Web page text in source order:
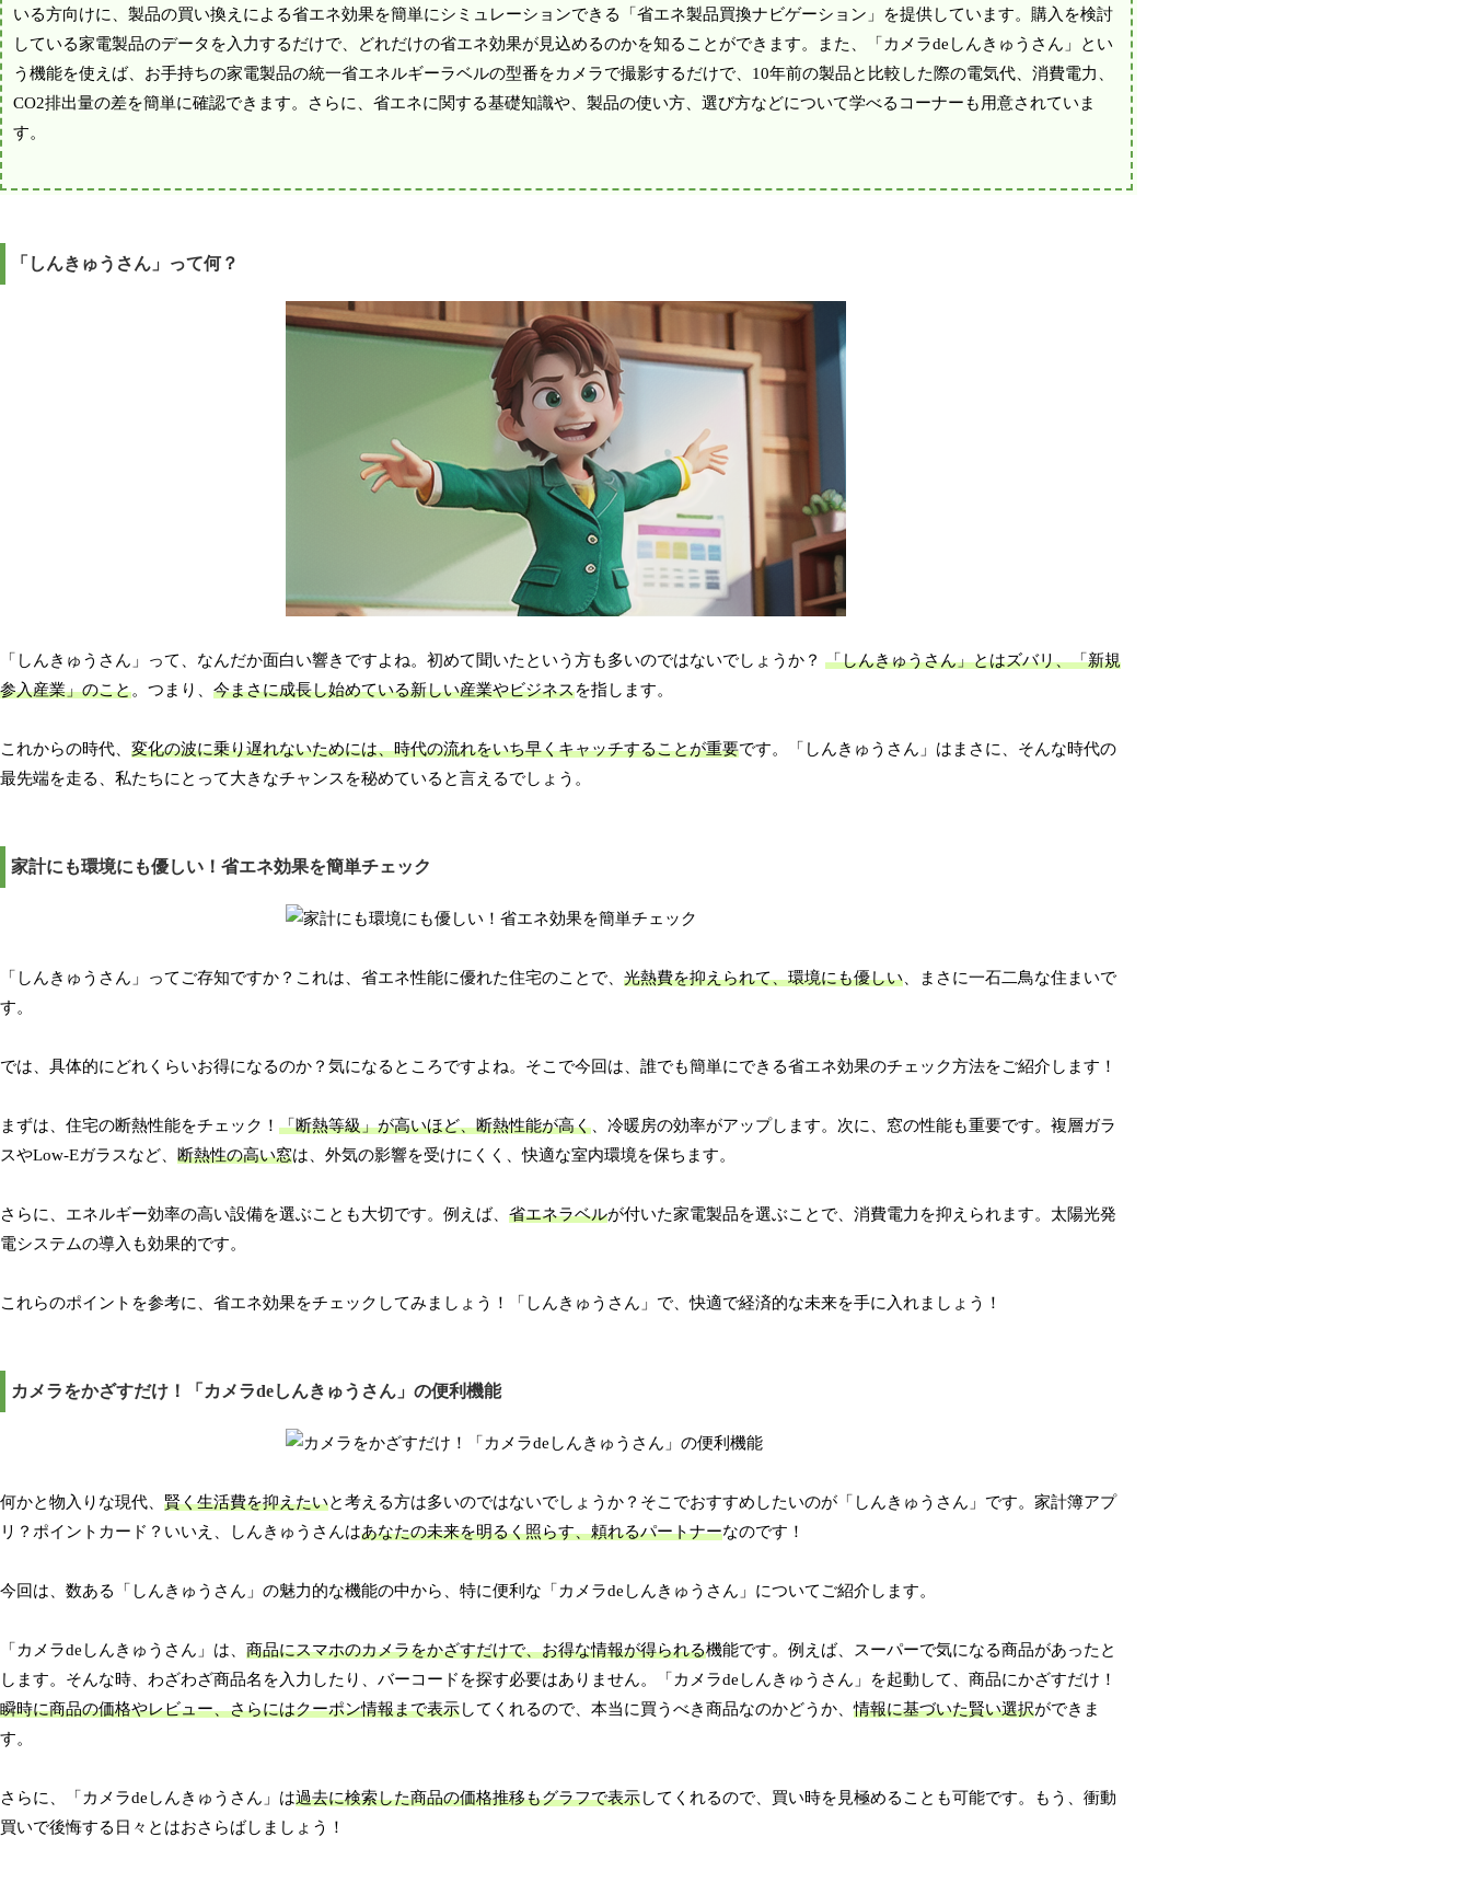
いる方向けに、製品の買い換えによる省エネ効果を簡単にシミュレーションできる「省エネ製品買換ナビゲーション」を提供しています。購入を検討
している家電製品のデータを入力するだけで、どれだけの省エネ効果が見込めるのかを知ることができます。また、「カメラdeしんきゅうさん」とい
う機能を使えば、お手持ちの家電製品の統一省エネルギーラベルの型番をカメラで撮影するだけで、10年前の製品と比較した際の電気代、消費電力、
CO2排出量の差を簡単に確認できます。さらに、省エネに関する基礎知識や、製品の使い方、選び方などについて学べるコーナーも用意されていま
す。
「しんきゅうさん」って何？
「しんきゅうさん」って、なんだか面白い響きですよね。初めて聞いたという方も多いのではないでしょうか？ 「しんきゅうさん」とはズバリ、「新規
参入産業」のこと。つまり、 今まさに成長し始めている新しい産業やビジネスを指します。
これからの時代、 変化の波に乗り遅れないためには、時代の流れをいち早くキャッチすることが重要です。「しんきゅうさん」はまさに、そんな時代の
最先端を走る、私たちにとって大きなチャンスを秘めていると言えるでしょう。
家計にも環境にも優しい！省エネ効果を簡単チェック
「しんきゅうさん」ってご存知ですか？これは、省エネ性能に優れた住宅のことで、 光熱費を抑えられて、環境にも優しい、まさに一石二鳥な住まいで
す。
では、具体的にどれくらいお得になるのか？気になるところですよね。そこで今回は、誰でも簡単にできる省エネ効果のチェック方法をご紹介します！
まずは、住宅の断熱性能をチェック！ 「断熱等級」が高いほど、断熱性能が高く、冷暖房の効率がアップします。次に、窓の性能も重要です。複層ガラ
スやLow-Eガラスなど、 断熱性の高い窓は、外気の影響を受けにくく、快適な室内環境を保ちます。
さらに、エネルギー効率の高い設備を選ぶことも大切です。例えば、 省エネラベルが付いた家電製品を選ぶことで、消費電力を抑えられます。太陽光発
電システムの導入も効果的です。
これらのポイントを参考に、省エネ効果をチェックしてみましょう！「しんきゅうさん」で、快適で経済的な未来を手に入れましょう！
カメラをかざすだけ！「カメラdeしんきゅうさん」の便利機能
何かと物入りな現代、 賢く生活費を抑えたいと考える方は多いのではないでしょうか？そこでおすすめしたいのが「しんきゅうさん」です。家計簿アプ
リ？ポイントカード？いいえ、しんきゅうさんはあなたの未来を明るく照らす、頼れるパートナーなのです！
今回は、数ある「しんきゅうさん」の魅力的な機能の中から、特に便利な「カメラdeしんきゅうさん」についてご紹介します。
「カメラdeしんきゅうさん」は、 商品にスマホのカメラをかざすだけで、お得な情報が得られる機能です。例えば、スーパーで気になる商品があったと
します。そんな時、わざわざ商品名を入力したり、バーコードを探す必要はありません。「カメラdeしんきゅうさん」を起動して、商品にかざすだけ！
瞬時に商品の価格やレビュー、さらにはクーポン情報まで表示してくれるので、本当に買うべき商品なのかどうか、情報に基づいた賢い選択ができま
す。
さらに、「カメラdeしんきゅうさん」は過去に検索した商品の価格推移もグラフで表示してくれるので、買い時を見極めることも可能です。もう、衝動
買いで後悔する日々とはおさらばしましょう！